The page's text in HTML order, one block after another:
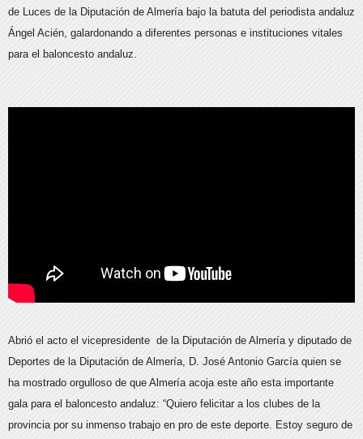
de Luces de la Diputación de Almería bajo la batuta del periodista andaluz
Ángel Acién, galardonando a diferentes personas e instituciones vitales
para el baloncesto andaluz.
Abrió el acto el vicepresidente de la Diputación de Almería y diputado de
Deportes de la Diputación de Almería, D. José Antonio García quien se
ha mostrado orgulloso de que Almería acoja este año esta importante
gala para el baloncesto andaluz: “Quiero felicitar a los clubes de la
provincia por su inmenso trabajo en pro de este deporte. Estoy seguro de